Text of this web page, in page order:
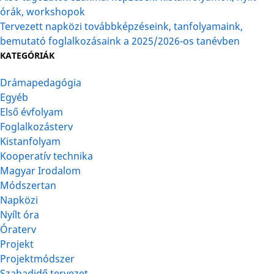
órák, workshopok
Tervezett napközi továbbképzéseink, tanfolyamaink,
bemutató foglalkozásaink a 2025/2026-os tanévben
KATEGÓRIÁK
Drámapedagógia
Egyéb
Első évfolyam
Foglalkozásterv
Kistanfolyam
Kooperatív technika
Magyar Irodalom
Módszertan
Napközi
Nyílt óra
Óraterv
Projekt
Projektmódszer